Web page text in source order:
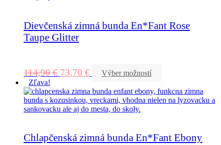
Dievčenská zimná bunda En*Fant Rose
Taupe Glitter
114,90€ 73,70 €
Výber možností
Zľava!
Chlapčenská zimná bunda En*Fant Ebony